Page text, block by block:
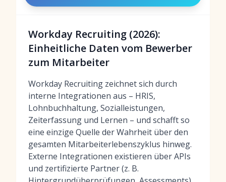
Workday Recruiting (2026):
Einheitliche Daten vom Bewerber
zum Mitarbeiter
Workday Recruiting zeichnet sich durch
interne Integrationen aus – HRIS,
Lohnbuchhaltung, Sozialleistungen,
Zeiterfassung und Lernen – und schafft so
eine einzige Quelle der Wahrheit über den
gesamten Mitarbeiterlebenszyklus hinweg.
Externe Integrationen existieren über APIs
und zertifizierte Partner (z. B.